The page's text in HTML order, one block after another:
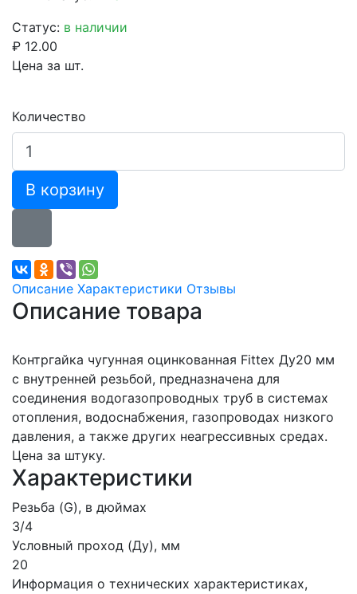
Статус: в наличии
₽ 12.00
Цена за шт.
Количество
В корзину
Описание Характеристики Отзывы
Описание товара
Контргайка чугунная оцинкованная Fittex Ду20 мм
с внутренней резьбой, предназначена для
соединения водогазопроводных труб в системах
отопления, водоснабжения, газопроводах низкого
давления, а также других неагрессивных средах.
Цена за штуку.
Характеристики
Резьба (G), в дюймах
3/4
Условный проход (Ду), мм
20
Информация о технических характеристиках,